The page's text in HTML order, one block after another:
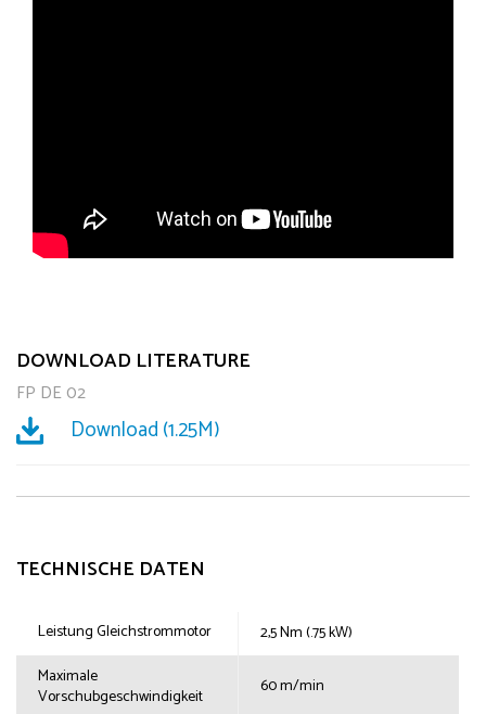
DOWNLOAD LITERATURE
FP DE 02
Download (1.25M)
TECHNISCHE DATEN
Leistung Gleichstrommotor
2,5 Nm (.75 kW)
Maximale
Vorschubgeschwindigkeit
60 m/min